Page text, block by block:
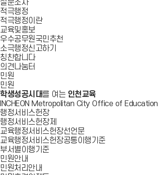
설문조사
적극행정
적극행정이란
교육및홍보
우수공무원국민추천
소극행정신고하기
칭찬합니다
의견나눔터
민원
민원
학생성공시대를 여는 인천교육
INCHEON Metropolitan City Office of Education
행정서비스헌장
행정서비스헌장제
교육행정서비스헌장선언문
교육행정서비스헌장공통이행기준
부서별이행기준
민원안내
민원처리안내